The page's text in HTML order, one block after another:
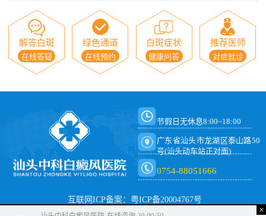
解答白斑
在线答疑
绿色通道
在线预约
白斑症状
健康问答
推荐医师
对症就诊
节假日无休息8:00~18:00
广东省汕头市龙湖区泰山路50
号(汕头动车站正对面)
0754-88051666
互联网ICP备案：粤ICP备20004767号
×